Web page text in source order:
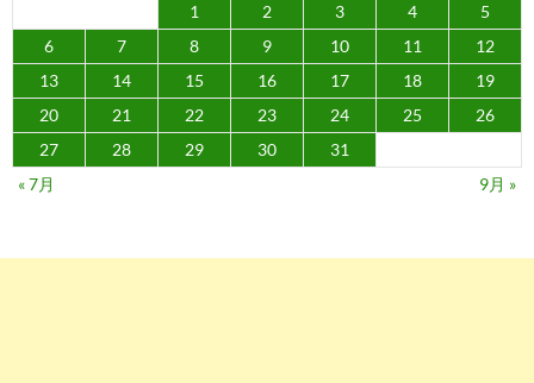
1
2 3 4
5
6
7 8 9 10 11
12
13
14 15 16 17 18
19
20
21 22 23 24 25
26
27
28 29 30
31
« 7月
9月 »